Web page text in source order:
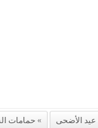
عيد الأضحى حمامات